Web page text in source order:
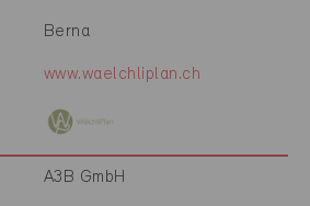
Berna
www.waelchliplan.ch
A3B GmbH